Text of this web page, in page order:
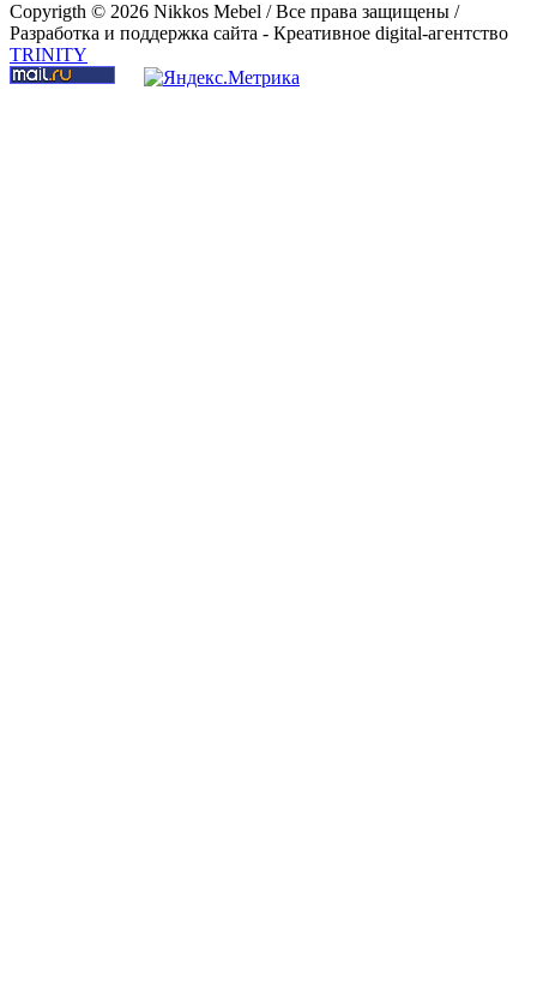
Copyrigth © 2026 Nikkos Mebel / Все права защищены /
Разработка и поддержка сайта - Креативное digital-агентство
TRINITY